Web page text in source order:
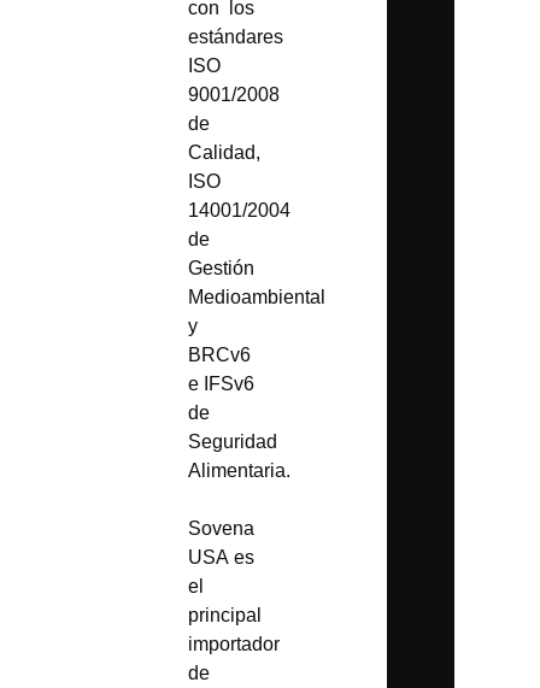
con los
estándares
ISO
9001/2008
de
Calidad,
ISO
14001/2004
de
Gestión
Medioambiental
y
BRCv6
e IFSv6
de
Seguridad
Alimentaria.
Sovena
USA es
el
principal
importador
de